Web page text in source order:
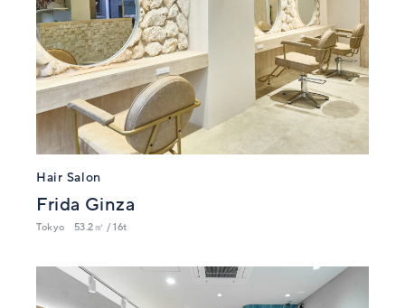
Hair Salon
Frida Ginza
Tokyo 53.2㎡ / 16t